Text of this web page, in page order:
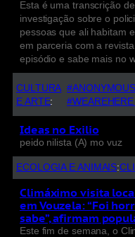
Esta é uma transcrição
investigação sobre o
pessoas que ali habitam
em parceria com a
episódio e sabe mais no
CULTURA
E ARTE:
Ideas no Exilio
peido nilista (A) mo vuz
ECOLOGIA E ANIMAIS:
Climáximo visita
em Vouzela: “Foi
sabe”, afirmam
Este fim de semana, o